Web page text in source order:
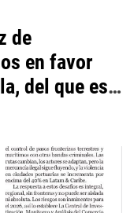
de
en favor
del que es